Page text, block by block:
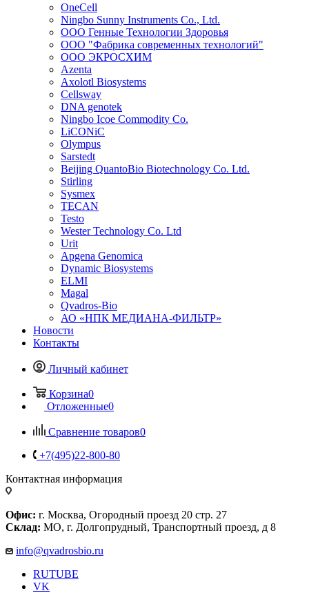
OneCell
Ningbo Sunny Instruments Co., Ltd.
ООО Генные Технологии Здоровья
ООО "Фабрика современных технологий"
ООО ЭКРОСХИМ
Azenta
Axolotl Biosystems
Cellsway
DNA genotek
Ningbo Icoe Commodity Co.
LiCONiC
Olympus
Sarstedt
Beijing QuantoBio Biotechnology Co. Ltd.
Stirling
Sysmex
TECAN
Testo
Wester Technology Co. Ltd
Urit
Apgena Genomica
Dynamic Biosystems
ELMI
Magal
Qvadros-Bio
АО «НПК МЕДИАНА-ФИЛЬТР»
Новости
Контакты
Личный кабинет
Корзина0
Отложенные0
Сравнение товаров0
+7(495)22-800-80
Контактная информация
Офис: г. Москва, Огородный проезд 20 стр. 27
Склад: МО, г. Долгопрудный, Транспортный проезд, д 8
info@qvadrosbio.ru
RUTUBE
VK